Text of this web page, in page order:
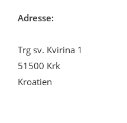
Adresse:
Trg sv. Kvirina 1
51500 Krk
Kroatien